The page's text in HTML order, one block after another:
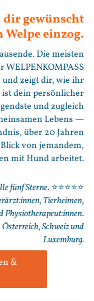
dir gewünscht
einzog.
Die meisten
zeigt dir, wie ihr
dein persönlicher
und zugleich
Lebens —
über 20 Jahren
von jemandem,
mit Hund arbeitet.
fünf Sterne. ⭐⭐⭐⭐⭐
Tierheimen,
Physiotherapeut:innen.
Schweiz und
Luxemburg.
&